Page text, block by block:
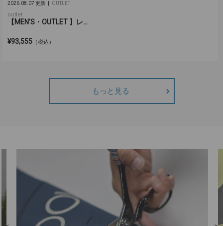
2026.08.07 更新 OUTLET
outlet
【MEN’S・OUTLET 】レ...
¥93,555 （税込）
もっと見る